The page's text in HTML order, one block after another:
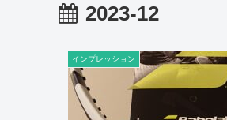
2023-12
インプレッション